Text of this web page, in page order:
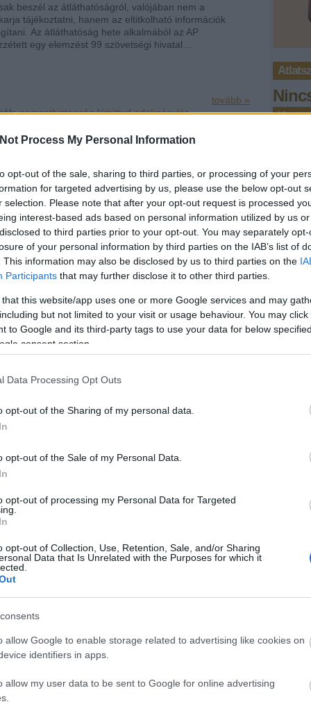
Process My Personal Information
opt-out of the sale, sharing to third parties, or processing of your
for targeted advertising by us, please use the below opt-out
selection. Please note that after your opt-out request is processed
interest-based ads based on personal information utilized by us
to third parties prior to your opt-out. You may separately
of your personal information by third parties on the IAB’s list of
This information may also be disclosed by us to third parties on the
Participants that may further disclose it to other third parties.
that this website/app uses one or more Google services and may
but not limited to your visit or usage behaviour. You may
to Google and its third-party tags to use your data for below
consent section.
Data Processing Opt Outs
opt-out of the Sharing of my personal data.
opt-out of the Sale of my Personal Data.
opt-out of processing my Personal Data for Targeted
opt-out of Collection, Use, Retention, Sale, and/or Sharing
Data that Is Unrelated with the Purposes for which it
allow Google to enable storage related to advertising like cookies on
identifiers in apps.
allow my user data to be sent to Google for online advertising
take
(
16:28
RSS
beszél az átláthatóságról, valójában nem a
tájékoztatni, hanem az eltitkolható információk
Az átláthatóság hete alkalmából az AP
egy elemzést 99 szövetségi hivatal…
tovább »
nemzetbiztonság kimittud adatigénylés
Tetszik 0
feleségének munkaszerződését
kértük ki Kazincbarcika kommunikációs cégétől az
jelmezkölcsönzővel kapcsolatos bevételek és kiadások
Péter MSZP-s polgármester feleségének,
munkaszerződését, aki a cégnél…
tovább »
kimittud
Tetszik 0
a YouTube-on
botlottunk, megkérdeztük a parlamenti pártokat,
Az MSZP saját bevallása szerint semennyit, a DK
forintot, az LMP és az Együtt-PM nem válaszolt, a
Tetszik 0
szerződést
építőipari cége, a Serol-Bau Kft. 2010-ben
a várostól 6 darab buszváró kivitelezésére 27,5 millió
4,5 millióba kerülő építményekben le lehet ugyan